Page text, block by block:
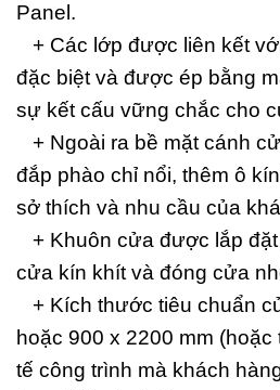
Panel.
+ Các lớp được liên kết
đặc biệt và được ép bằng
sự kết cấu vững chắc cho
+ Ngoài ra bề mặt cánh
đắp phào chỉ nổi, thêm ô
sở thích và nhu cầu của
+ Khuôn cửa được lắp
cửa kín khít và đóng cửa
+ Kích thước tiêu chuẩn
hoặc 900 x 2200 mm
tế công trình mà khách